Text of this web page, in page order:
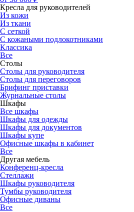
Кресла для руководителей
Из кожи
Из ткани
С сеткой
С кожаными подлокотниками
Классика
Все
Столы
Столы для руководителя
Столы для переговоров
Брифинг приставки
Журнальные столы
Шкафы
Все шкафы
Шкафы для одежды
Шкафы для документов
Шкафы купе
Офисные шкафы в кабинет
Все
Другая мебель
Конференц-кресла
Стеллажи
Шкафы руководителя
Тумбы руководителя
Офисные диваны
Все